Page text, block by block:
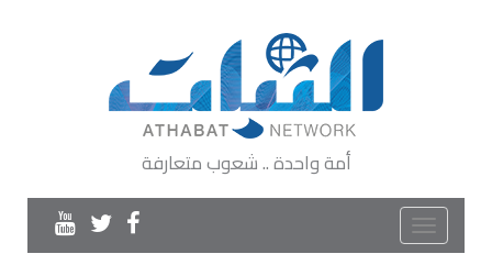
أمة واحدة .. شعوب متعارفة
Toggle
navigation